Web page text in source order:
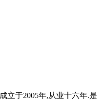
于2005年,从业十六年.是